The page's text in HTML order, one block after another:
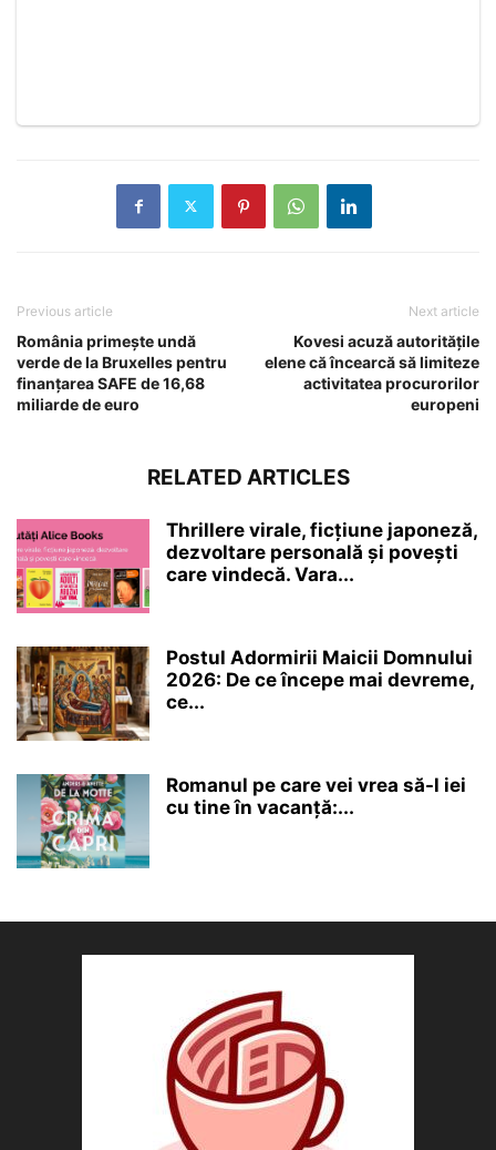
Previous article
România primește undă
verde de la Bruxelles pentru
finanțarea SAFE de 16,68
miliarde de euro
Next article
Kovesi acuză autoritățile
elene că încearcă să limiteze
activitatea procurorilor
europeni
RELATED ARTICLES
Thrillere virale, ficțiune japoneză,
dezvoltare personală și povești
care vindecă. Vara...
Postul Adormirii Maicii Domnului
2026: De ce începe mai devreme,
ce...
Romanul pe care vei vrea să-l iei
cu tine în vacanță:...